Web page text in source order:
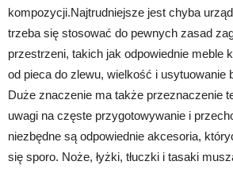
kompozycji.Najtrudniejsze jest chyba
trzeba się stosować do pewnych zasad
przestrzeni, takich jak odpowiednie meble
od pieca do zlewu, wielkość i usytuowanie
Duże znaczenie ma także przeznaczenie
uwagi na częste przygotowywanie i
niezbędne są odpowiednie akcesoria,
się sporo. Noże, łyżki, tłuczki i tasaki